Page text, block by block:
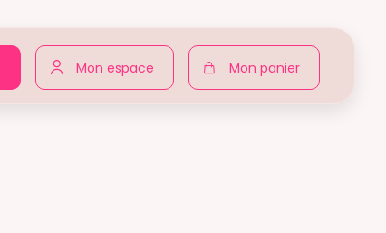
Mon espace Mon panier